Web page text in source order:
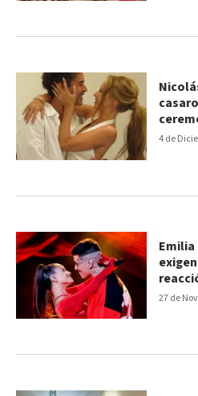
4 de
27 de
Emilia